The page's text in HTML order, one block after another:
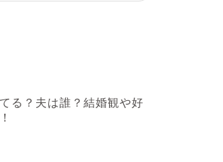
る？夫は誰？結婚観や好